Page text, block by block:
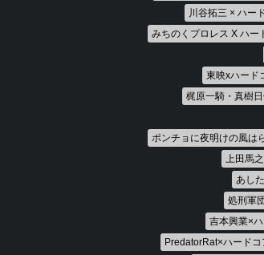
川谷拓三 × ハー
みちのくプロレス X ハー
東映xハード
梶原一騎・真樹
ポンチョに夜明けの風は
上田馬
あし
処刑軍
吉本興業×
PredatorRat×ハードコ